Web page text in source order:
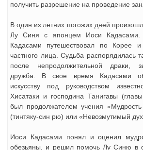
получить разрешение на проведение
В один из летних погожих дней
Лу Синя с японцем Иоси
Кадасами путешествовал по Корее
частного лица. Судьба распорядилась
после непродолжительной драки,
дружба. В свое время Кадасами
искусству под руководством
Хисатаки и господина Танигавы
был продолжателем учения «Мудрость
(тинтяку-син рю) или «Невозмутимый
Иоси Кадасами понял и оценил
обезьяны, и решил помочь Лу Синю в